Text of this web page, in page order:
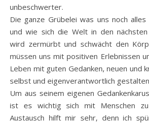
unbeschwerter.
Die ganze Grübelei was uns noch
und wie sich die Welt in den nächsten
wird zermürbt und schwächt den
müssen uns mit positiven Erlebnissen
Leben mit guten Gedanken, neuen und
selbst und eigenverantwortlich
Um aus seinem eigenen
ist es wichtig sich mit Menschen
Austausch hilft mir sehr, denn ich